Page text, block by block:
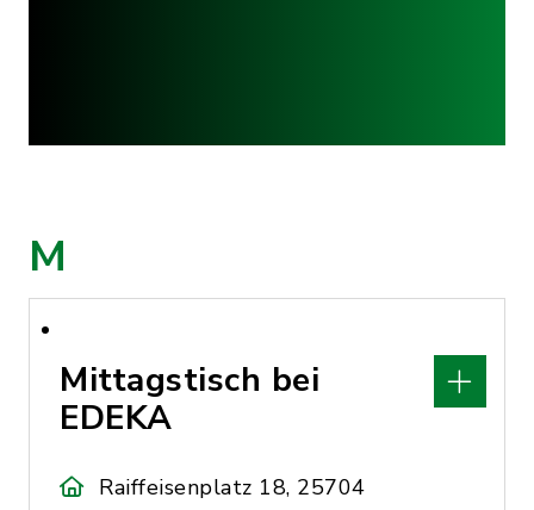
M
Mittagstisch bei
EDEKA
Raiffeisenplatz 18, 25704